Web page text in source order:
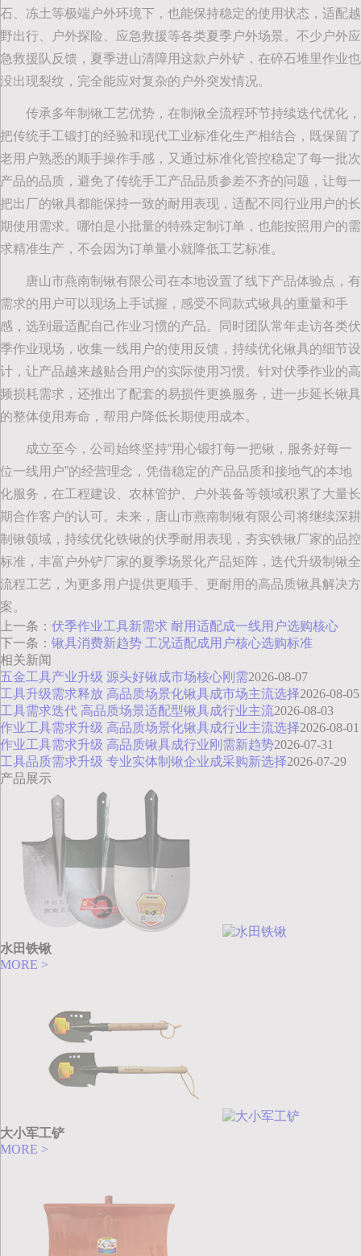
石、冻土等极端户外环境下，也能保持稳定的使用状态，适配越
野出行、户外探险、应急救援等各类夏季户外场景。不少户外应
急救援队反馈，夏季进山清障用这款户外铲，在碎石堆里作业也
没出现裂纹，完全能应对复杂的户外突发情况。
传承多年制锹工艺优势，在制锹全流程环节持续迭代优化，
把传统手工锻打的经验和现代工业标准化生产相结合，既保留了
老用户熟悉的顺手操作手感，又通过标准化管控稳定了每一批次
产品的品质，避免了传统手工产品品质参差不齐的问题，让每一
把出厂的锹具都能保持一致的耐用表现，适配不同行业用户的长
期使用需求。哪怕是小批量的特殊定制订单，也能按照用户的需
求精准生产，不会因为订单量小就降低工艺标准。
唐山市燕南制锹有限公司在本地设置了线下产品体验点，有
需求的用户可以现场上手试握，感受不同款式锹具的重量和手
感，选到最适配自己作业习惯的产品。同时团队常年走访各类伏
季作业现场，收集一线用户的使用反馈，持续优化锹具的细节设
计，让产品越来越贴合用户的实际使用习惯。针对伏季作业的高
频损耗需求，还推出了配套的易损件更换服务，进一步延长锹具
的整体使用寿命，帮用户降低长期使用成本。
成立至今，公司始终坚持“用心锻打每一把锹，服务好每一
位一线用户”的经营理念，凭借稳定的产品品质和接地气的本地
化服务，在工程建设、农林管护、户外装备等领域积累了大量长
期合作客户的认可。未来，唐山市燕南制锹有限公司将继续深耕
制锹领域，持续优化铁锹的伏季耐用表现，夯实铁锹厂家的品控
标准，丰富户外铲厂家的夏季场景化产品矩阵，迭代升级制锹全
流程工艺，为更多用户提供更顺手、更耐用的高品质锹具解决方
案。
上一条： 伏季作业工具新需求 耐用适配成一线用户选购核心
下一条： 锹具消费新趋势 工况适配成用户核心选购标准
相关新闻
五金工具产业升级 源头好锹成市场核心刚需2026-08-07
工具升级需求释放 高品质场景化锹具成市场主流选择2026-08-05
工具需求迭代 高品质场景适配型锹具成行业主流2026-08-03
作业工具需求升级 高品质场景化锹具成行业主流选择2026-08-01
作业工具需求升级 高品质锹具成行业刚需新趋势2026-07-31
工具品质需求升级 专业实体制锹企业成采购新选择2026-07-29
产品展示
水田铁锹
MORE >
大小军工铲
MORE >